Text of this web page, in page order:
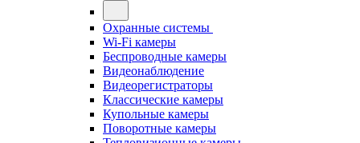
Охранные системы
Wi-Fi камеры
Беспроводные камеры
Видеонаблюдение
Видеорегистраторы
Классические камеры
Купольные камеры
Поворотные камеры